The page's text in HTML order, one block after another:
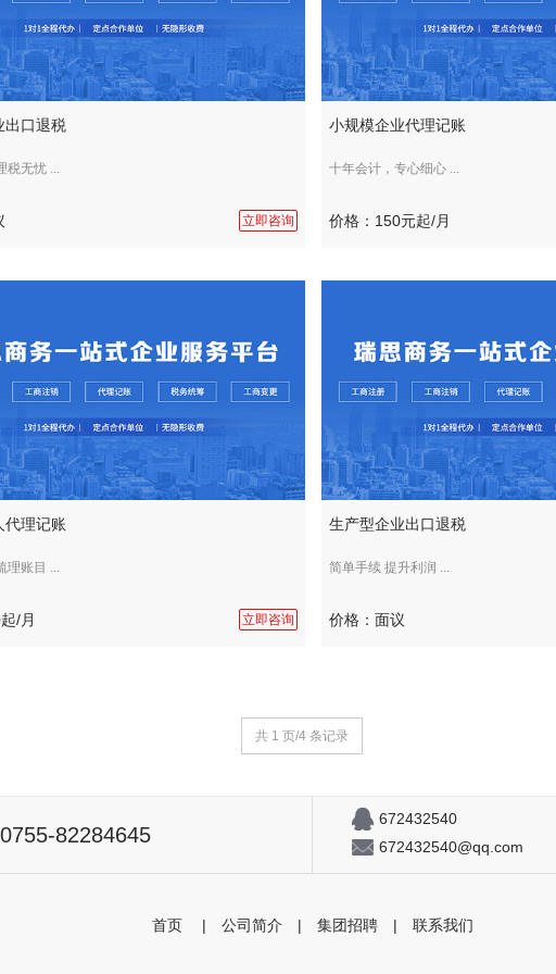
出口退税
税无忧 ...
立即咨询
小规模企业代理记账
十年会计，专心细心 ...
价格：150元起/月
代理记账
理账目 ...
/月 立即咨询
生产型企业出口退税
简单手续 提升利润 ...
价格：面议
共 1 页/4 条记录
0755-82284645
672432540
672432540@qq.com
首页 | 公司简介 | 集团招聘 | 联系我们